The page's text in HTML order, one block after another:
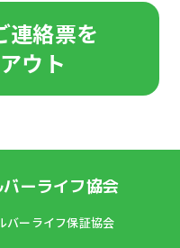
連絡票を
ウト
ーライフ協会
バーライフ保証協会